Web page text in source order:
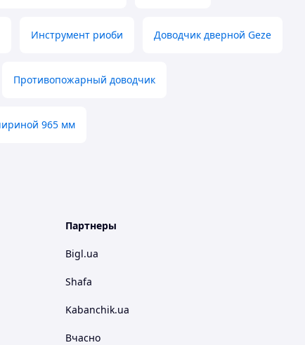
Инструмент риоби Доводчик дверной Geze
Противопожарный доводчик
965 мм
Партнеры
Bigl.ua
Shafa
Kabanchik.ua
Вчасно